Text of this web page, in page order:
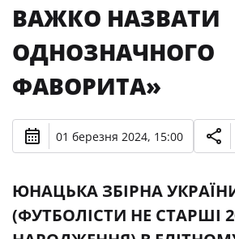
ВАЖКО НАЗВАТИ
ОДНОЗНАЧНОГО
ФАВОРИТА»
01 березня 2024, 15:00
ЮНАЦЬКА ЗБІРНА
(ФУТБОЛІСТИ НЕ СТАРШІ